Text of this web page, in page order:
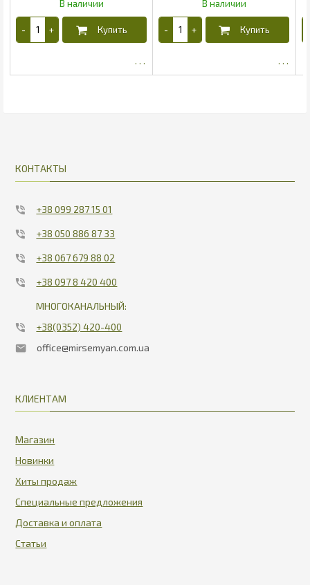
КОНТАКТЫ
+38 099 287 15 01
+38 050 886 87 33
+38 067 679 88 02
+38 097 8 420 400
МНОГОКАНАЛЬНЫЙ:
+38(0352) 420-400
office@mirsemyan.com.ua
КЛИЕНТАМ
Магазин
Новинки
Хиты продаж
Специальные предложения
Доставка и оплата
Статьи